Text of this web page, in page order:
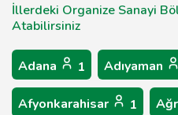
İllerdeki Organize Sanayi
Atabilirsiniz
Adana 1 Adıyaman
Afyonkarahisar 1